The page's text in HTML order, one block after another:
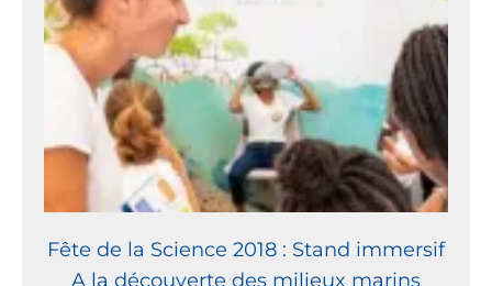
Fête de la Science 2018 : Stand immersif
A la découverte des milieux marins